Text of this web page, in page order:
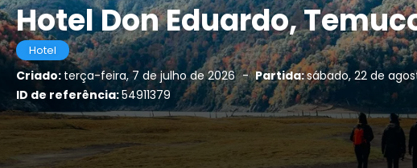
Hotel Don Eduardo,
Hotel
Criado: terça-feira, 7 de julho de 2026 - Partida:sábado, 22 de
ID de referência:54911379